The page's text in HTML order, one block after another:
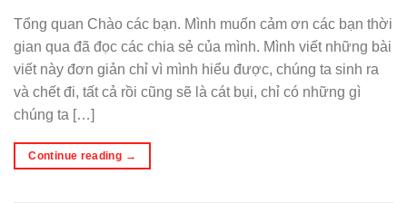
Tổng quan Chào các bạn. Mình muốn cảm ơn các bạn thời
gian qua đã đọc các chia sẻ của mình. Mình viết những bài
viết này đơn giản chỉ vì mình hiểu được, chúng ta sinh ra
và chết đi, tất cả rồi cũng sẽ là cát bụi, chỉ có những gì
chúng ta […]
Continue reading →